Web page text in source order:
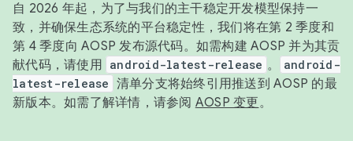
自 2026 年起，为了与我们的主干稳定开发模型保持一
致，并确保生态系统的平台稳定性，我们将在第 2 季度和
第 4 季度向 AOSP 发布源代码。如需构建 AOSP 并为其贡
献代码，请使用 android-latest-release 。
android-
latest-release 清单分支将始终引用推送到 AOSP 的最
新版本。如需了解详情，请参阅 AOSP 变更。